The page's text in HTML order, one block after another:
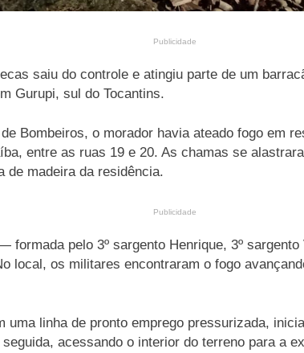
Publicidade
saiu do controle e atingiu parte de um
Gurupi, sul do Tocantins.
Bombeiros, o morador havia ateado fogo em
entre as ruas 19 e 20. As chamas se
de madeira da residência.
Publicidade
formada pelo 3º sargento Henrique, 3º
local, os militares encontraram o fogo
uma linha de pronto emprego pressurizada,
acessando o interior do terreno para a